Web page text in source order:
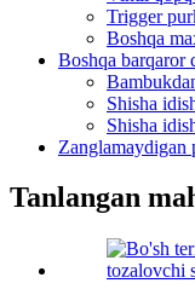
Trigger
Boshqa
Boshqa barqaror
Shisha
Shisha
Zanglamaydigan
Tanlangan